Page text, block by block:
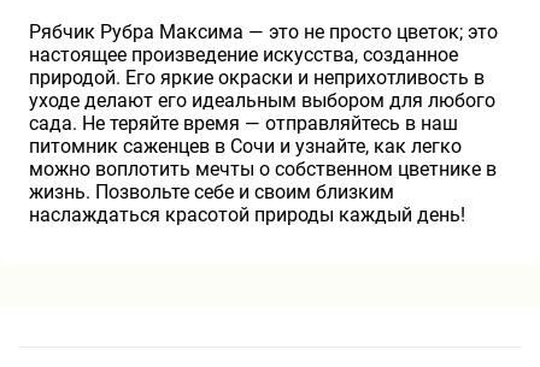
Рябчик Рубра Максима — это не просто цветок; это
настоящее произведение искусства, созданное
природой. Его яркие окраски и неприхотливость в
уходе делают его идеальным выбором для любого
сада. Не теряйте время — отправляйтесь в наш
питомник саженцев в Сочи и узнайте, как легко
можно воплотить мечты о собственном цветнике в
жизнь. Позвольте себе и своим близким
наслаждаться красотой природы каждый день!